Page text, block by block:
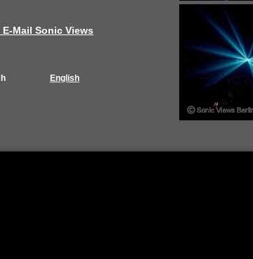
Mail Sonic Views
English